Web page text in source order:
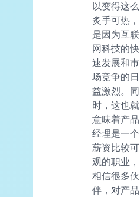
以变得这么
炙手可热，
是因为互联
网科技的快
速发展和市
场竞争的日
益激烈。同
时，这也就
意味着产品
经理是一个
薪资比较可
观的职业，
相信很多伙
伴，对产品